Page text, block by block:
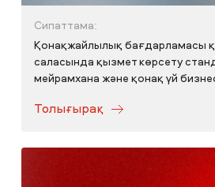
Сипаттама:
Қонақжайлылық бағдарламасы
саласында қызмет көрсету
мейрамхана және қонақ үй
Толығырақ